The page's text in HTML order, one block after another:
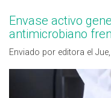
Envase activo
antimicrobiano
Enviado por editora el